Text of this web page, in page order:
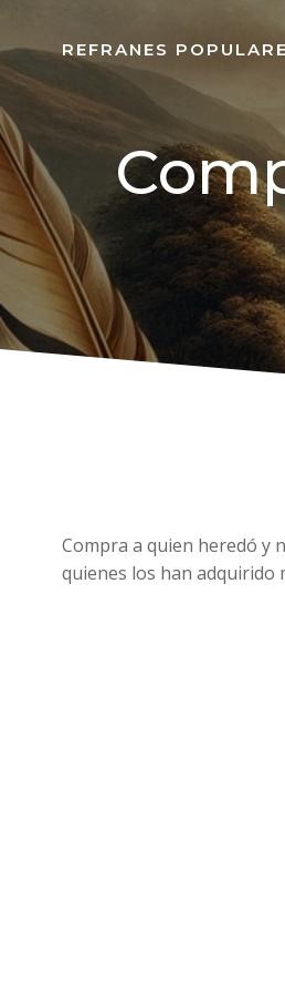
REFRANES
Compra a quien heredó y
quienes los han adquirido